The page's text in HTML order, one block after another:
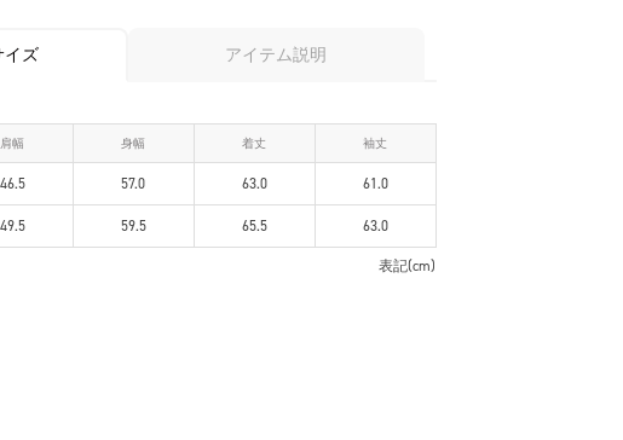
イズ アイテム説明
肩幅 身幅 着丈 袖丈
46.5 57.0 63.0 61.0
49.5 59.5 65.5 63.0
表記(cm)